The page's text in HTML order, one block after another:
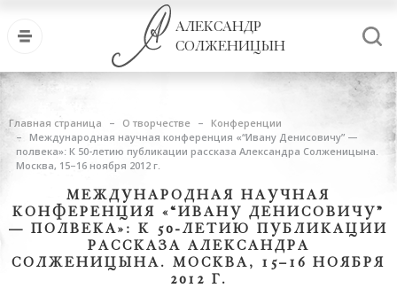
АЛЕКСАНДР
СОЛЖЕНИЦЫН
Главная страница О творчестве
Конференции
Международная научная конференция «“Ивану Денисовичу” —
полвека»: К 50-летию публикации рассказа Александра Солженицына.
Москва, 15–16 ноября 2012 г.
МЕЖДУНАРОДНАЯ НАУЧНАЯ
КОНФЕРЕНЦИЯ «“ИВАНУ ДЕНИСОВИЧУ”
— ПОЛВЕКА»: К 50-ЛЕТИЮ ПУБЛИКАЦИИ
РАССКАЗА АЛЕКСАНДРА
СОЛЖЕНИЦЫНА. МОСКВА, 15–16 НОЯБРЯ
2012 Г.